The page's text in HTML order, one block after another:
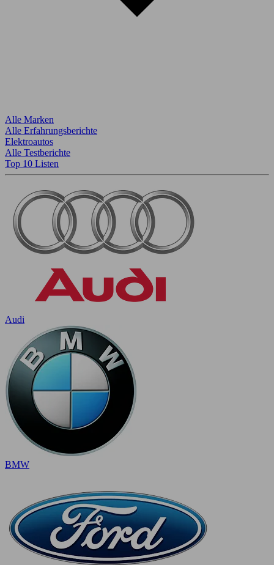
Alle Marken
Alle Erfahrungsberichte
Elektroautos
Alle Testberichte
Top 10 Listen
Audi
BMW